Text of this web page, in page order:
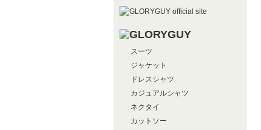
スーツ
ジャケット
ドレスシャツ
カジュアルシャツ
ネクタイ
カットソー